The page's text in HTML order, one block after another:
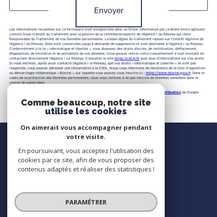
Envoyer
Les informations recueillies sur ce formulaire sont enregistrées dans un fichier informatisé par La Boite Immo agissant
comme Sous-traitant du traitement pour la gestion de la clientèle/prospects de l'Agence / du Réseau qui reste
Responsable du Traitement de vos Données personnelles. La base légale du traitement repose sur l'intérêt légitime de
l'Agence / du Réseau. Elles sont conservées jusqu'à demande de suppression et sont destinées à l'Agence / au Réseau.
Conformément à la loi « informatique et libertés », vous disposez des droits d’accès, de rectification, d’effacement,
d’opposition, de limitation et de portabilité de vos données. Vous pouvez retirer votre consentement à tout moment en
contactant directement l’Agence / Le Réseau. Consultez le site https://cnil.fr/fr pour plus d’informations sur vos droits.
Si vous estimez, après avoir contacté l'Agence / le Réseau, que vos droits « Informatique et Libertés » ne sont pas
respectés, vous pouvez adresser une réclamation à la CNIL. Nous vous informons de l’existence de la liste d'opposition
au démarchage téléphonique « Bloctel », sur laquelle vous pouvez vous inscrire ici : https://www.bloctel.gouv.fr. Dans le
cadre de la protection des Données personnelles, nous vous invitons à ne pas inscrire de Données sensibles dans le
champ de saisie libre.
Conditions d'utilisation de Google
Nous contacter
Contact
Comme beaucoup, notre site
utilise les cookies
On aimerait vous accompagner pendant
votre visite.
En poursuivant, vous acceptez l'utilisation des
cookies par ce site, afin de vous proposer des
contenus adaptés et réaliser des statistiques !
PARAMÉTRER